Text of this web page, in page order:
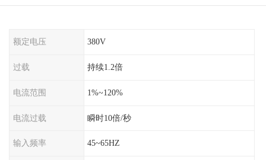
额定电压 380V
过载 持续1.2倍
电流范围 1%~120%
电流过载 瞬时10倍/秒
输入频率 45~65HZ